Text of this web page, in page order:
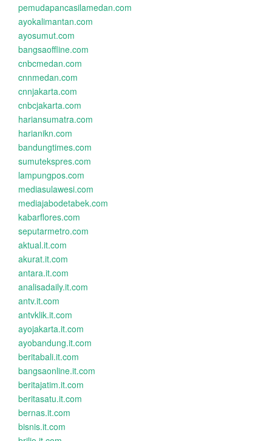
pemudapancasilamedan.com
ayokalimantan.com
ayosumut.com
bangsaoffline.com
cnbcmedan.com
cnnmedan.com
cnnjakarta.com
cnbcjakarta.com
hariansumatra.com
harianikn.com
bandungtimes.com
sumutekspres.com
lampungpos.com
mediasulawesi.com
mediajabodetabek.com
kabarflores.com
seputarmetro.com
aktual.it.com
akurat.it.com
antara.it.com
analisadaily.it.com
antv.it.com
antvklik.it.com
ayojakarta.it.com
ayobandung.it.com
beritabali.it.com
bangsaonline.it.com
beritajatim.it.com
beritasatu.it.com
bernas.it.com
bisnis.it.com